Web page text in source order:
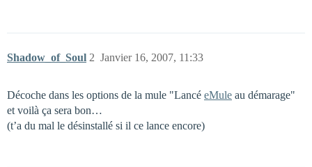
Shadow_of_Soul Janvier 16, 2007, 11:33
2
Décoche dans les options de la mule "Lancé eMule au démarage"
et voilà ça sera bon…
(t’a du mal le désinstallé si il ce lance encore)